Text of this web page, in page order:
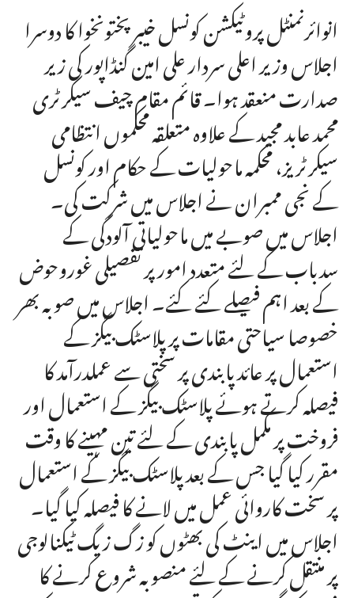
انوائرنمنٹل پروٹیکشن کونسل خیبر پختونخوا کا دوسرا
اجلاس وزیر اعلی سردار علی امین گنڈاپور کی زیر
صدارت منعقد ہوا۔ قائم مقام چیف سیکرٹری
محمد عابد مجید کے علاوہ متعلقہ محکموں انتظامی
سیکرٹریز، محکمہ ماحولیات کے حکام اور کونسل
کے نجی ممبران نے اجلاس میں شرکت کی۔
اجلاس میں صوبے میں ماحولیاتی آلودگی کے
سدباب کے لئے متعدد امور پر تفصیلی غوروحوض
کے بعد اہم فیصلے کئے کئے۔ اجلاس میں صوبہ بھر
خصوصا سیاحتی مقامات پر پلاسٹک بیگز کے
استعمال پر عائد پابندی پر سختی سے عملدرآمد کا
فیصلہ کرتے ہوئے پلاسٹک بیگز کے استعمال اور
فروخت پر مکمل پابندی کے لئے تین مہینے کا وقت
مقرر کیا گیا جس کے بعد پلاسٹک بیگز کے استعمال
پر سخت کاروائی عمل میں لانے کا فیصلہ کیا گیا۔
اجلاس میں اینٹ کی بھٹوں کو زگ زیگ ٹیکنالوجی
پر منتقل کرنے کے لئے منصوبہ شروع کرنے کا